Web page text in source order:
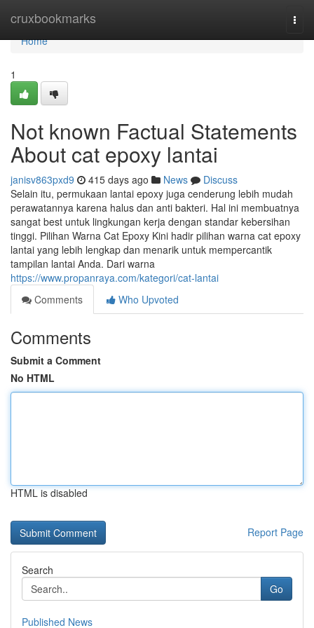
cruxbookmarks
Home
Home
1
Not known Factual Statements
About cat epoxy lantai
janisv863pxd9 415 days ago News
Discuss
Selain itu, permukaan lantai epoxy juga cenderung lebih mudah
perawatannya karena halus dan anti bakteri. Hal ini membuatnya
sangat best untuk lingkungan kerja dengan standar kebersihan
tinggi. Pilihan Warna Cat Epoxy Kini hadir pilihan warna cat epoxy
lantai yang lebih lengkap dan menarik untuk mempercantik
tampilan lantai Anda. Dari warna
https://www.propanraya.com/kategori/cat-lantai
Comments
Who Upvoted
Comments
Submit a Comment
No HTML
HTML is disabled
Report Page
Search
Go
Published News